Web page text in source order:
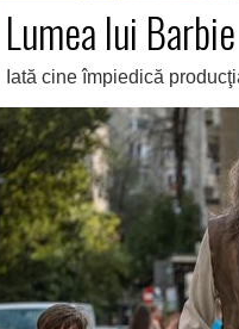
Lumea lui
Iată cine împiedică